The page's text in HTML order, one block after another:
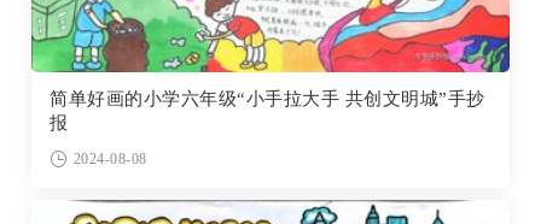
简单好画的小学六年级“小手拉大手 共创文明城”手抄
报
2024-08-08